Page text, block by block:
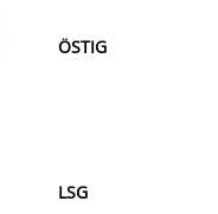
ÖSTIG
LSG